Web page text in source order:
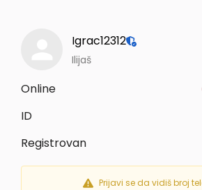
Igrac12312
Ilijaš
Online
ID
Registrovan
Prijavi se da vidiš broj